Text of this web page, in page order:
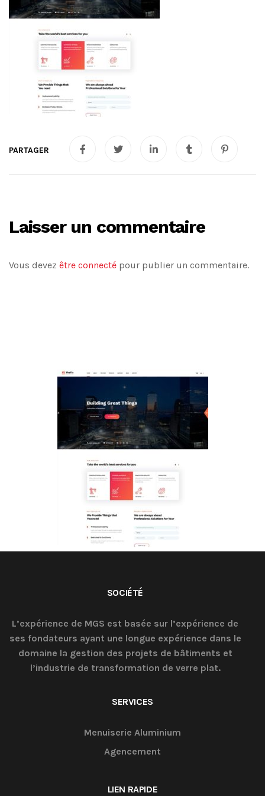
Laisser un commentaire
Vous devez être connecté pour publier un commentaire.
SOCIÉTÉ
L’expérience de MGS est basée sur l’expérience de
ses fondateurs ayant une longue expérience dans le
domaine la gestion des projets de bâtiments et
l’industrie de transformation de verre plat.
SERVICES
Menuiserie Aluminium
Agencement
LIEN RAPIDE